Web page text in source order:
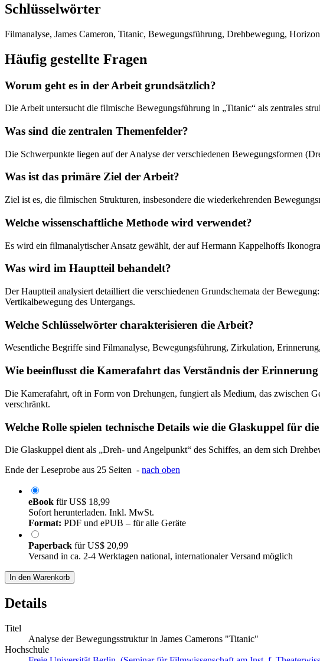
Schlüsselwörter
Filmanalyse, James Cameron, Titanic, Bewegungsführung, Drehbewegung,
Häufig gestellte Fragen
Worum geht es in der Arbeit grundsätzlich?
Die Arbeit untersucht die filmische Bewegungsführung in „Titanic“ als zentrales
Was sind die zentralen Themenfelder?
Die Schwerpunkte liegen auf der Analyse der verschiedenen Bewegungsformen
Was ist das primäre Ziel der Arbeit?
Ziel ist es, die filmischen Strukturen, insbesondere die wiederkehrenden
Welche wissenschaftliche Methode wird verwendet?
Es wird ein filmanalytischer Ansatz gewählt, der auf Hermann Kappelhoffs
Was wird im Hauptteil behandelt?
Der Hauptteil analysiert detailliert die verschiedenen Grundschemata der
Vertikalbewegung des Untergangs.
Welche Schlüsselwörter charakterisieren die Arbeit?
Wesentliche Begriffe sind Filmanalyse, Bewegungsführung, Zirkulation,
Wie beeinflusst die Kamerafahrt das Verständnis der
Die Kamerafahrt, oft in Form von Drehungen, fungiert als Medium, das zwischen
verschränkt.
Welche Rolle spielen technische Details wie die Glaskuppel für
Die Glaskuppel dient als „Dreh- und Angelpunkt“ des Schiffes, an dem sich
Ende der Leseprobe aus 25 Seiten - nach oben
eBook fürUS$ 18,99
Sofort herunterladen. Inkl. MwSt.
Format: PDF und ePUB – für alle Geräte
Paperback fürUS$ 20,99
Versand in ca. 2-4 Werktagen national, internationaler Versand möglich
In den Warenkorb
Details
Titel
Analyse der Bewegungsstruktur in James Camerons "Titanic"
Hochschule